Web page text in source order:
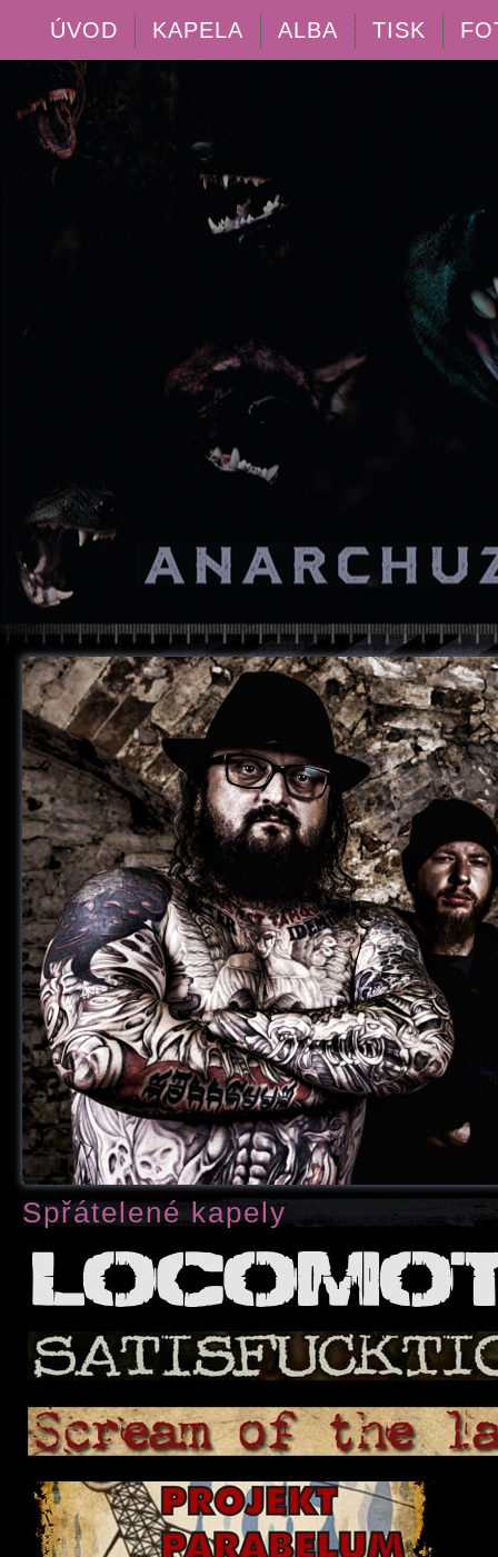
ÚVOD KAPELA ALBA TISK
Spřátelené kapely